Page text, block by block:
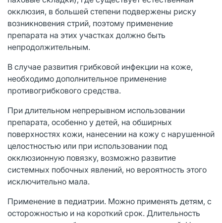
окклюзия, в большей степени подвержены риску
возникновения стрий, поэтому применение
препарата на этих участках должно быть
непродолжительным.
В случае развития грибковой инфекции на коже,
необходимо дополнительное применение
противогрибкового средства.
При длительном непрерывном использовании
препарата, особенно у детей, на обширных
поверхностях кожи, нанесении на кожу с нарушенной
целостностью или при использовании под
окклюзионную повязку, возможно развитие
системных побочных явлений, но вероятность этого
исключительно мала.
Применение в педиатрии. Можно применять детям, с
осторожностью и на короткий срок. Длительность